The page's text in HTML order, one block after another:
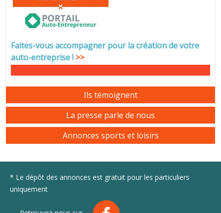
Faites-vous accompagner pour la création de votre
auto-entreprise! >>
Ils témoignent
La presse parle de nous
Annonces sports et loisirs
* Le dépôt des annonces est gratuit pour les particuliers
uniquement